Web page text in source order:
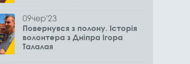
09чер'23
Повернувся з полону. Історія
волонтера з Дніпра Ігора
Талалая